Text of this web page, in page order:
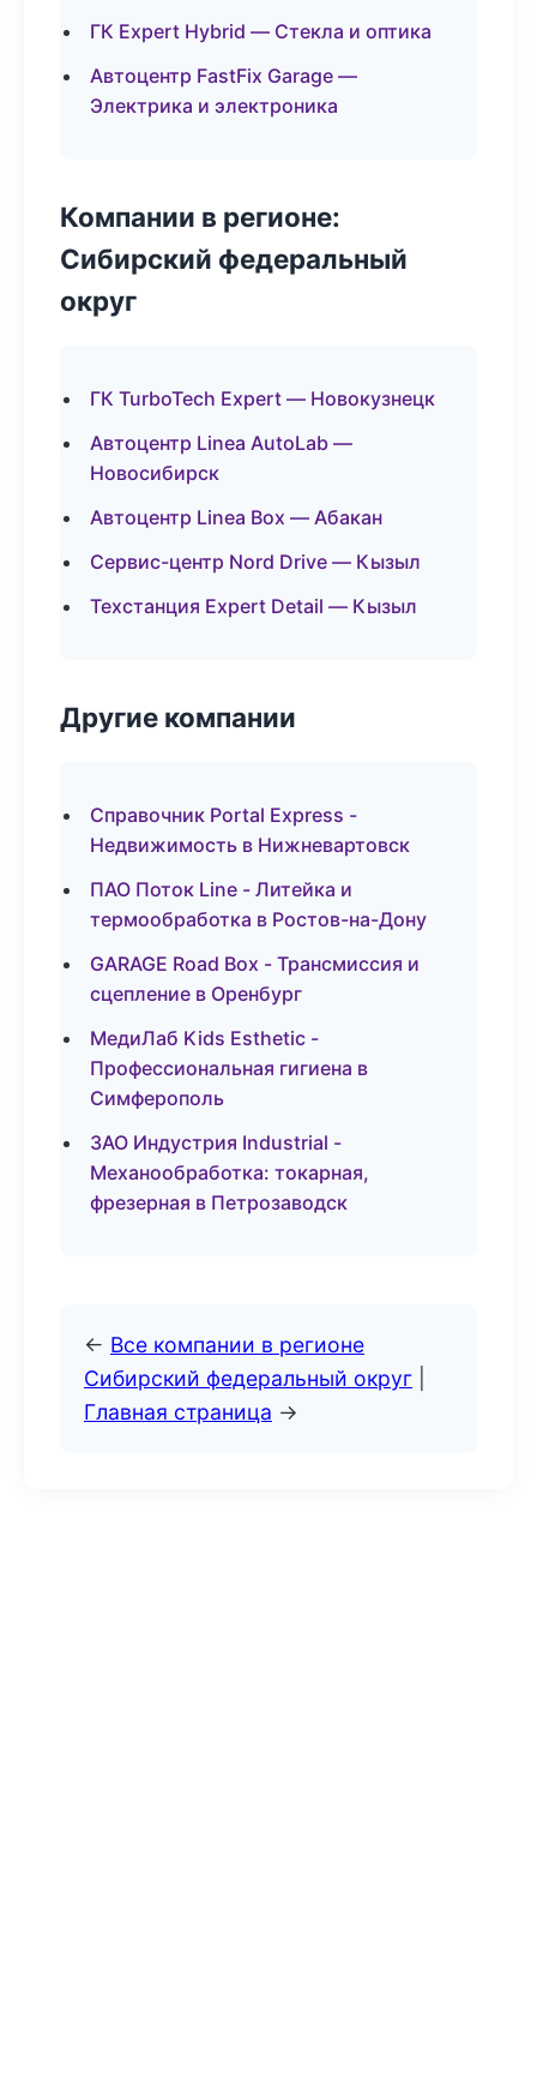
ГК Expert Hybrid — Стекла и оптика
Автоцентр FastFix Garage —
Электрика и электроника
Компании в регионе:
Сибирский федеральный
округ
ГК TurboTech Expert — Новокузнецк
Автоцентр Linea AutoLab —
Новосибирск
Автоцентр Linea Box — Абакан
Сервис-центр Nord Drive — Кызыл
Техстанция Expert Detail — Кызыл
Другие компании
Справочник Portal Express -
Недвижимость в Нижневартовск
ПАО Поток Line - Литейка и
термообработка в Ростов-на-Дону
GARAGE Road Box - Трансмиссия и
сцепление в Оренбург
МедиЛаб Kids Esthetic -
Профессиональная гигиена в
Симферополь
ЗАО Индустрия Industrial -
Механообработка: токарная,
фрезерная в Петрозаводск
← Все компании в регионе
Сибирский федеральный округ
Главная страница →